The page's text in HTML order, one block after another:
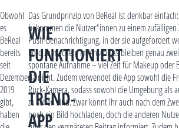
Obwohl
es
BeReal
bereits
seit
Dezember
2019
gibt,
haben
WIE
FUNKTIONIERT
DIE
TREND-
APP
Das Grundprinzip von BeReal ist denkbar
bekommen die Nutzer*innen zu einem
Push-Benachrichtigung, in der sie aufgefordert
Foto zu machen. Im Anschluss bleiben genau
spontane Aufnahme – viel Zeit für Makeup oder
da nicht. Zudem verwendet die App sowohl die
Rück-Kamera, sodass sowohl die Umgebung als
zu sehen sind. Zwar könnt Ihr auch nach dem
noch ein Bild hochladen, doch die anderen